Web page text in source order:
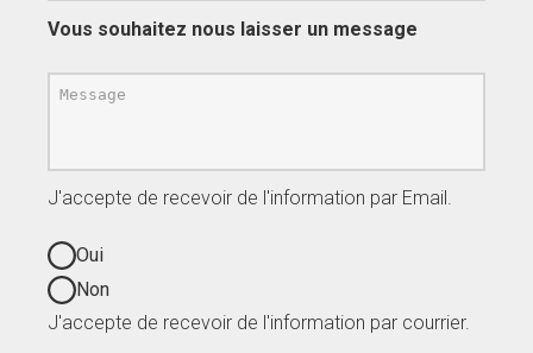
Vous souhaitez nous laisser un message
J'accepte de recevoir de l'information par Email.
Oui
Non
J'accepte de recevoir de l'information par courrier.